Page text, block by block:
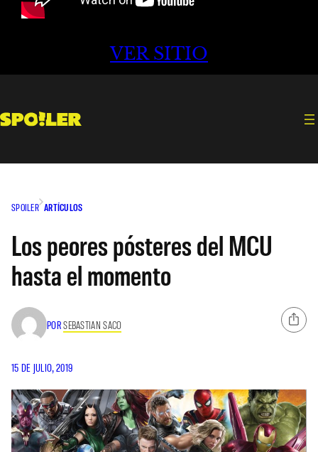
VER SITIO
SPOILER ARTÍCULOS
Los peores pósteres del MCU
hasta el momento
PORSEBASTIAN SACO
15 DE JULIO, 2019